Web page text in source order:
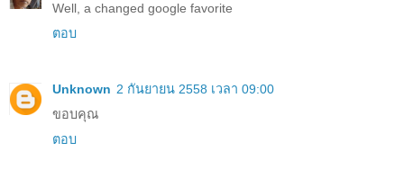
Well, a changed google favorite
ตอบ
Unknown 2 กันยายน 2558 เวลา 09:00
ขอบคุณ
ตอบ